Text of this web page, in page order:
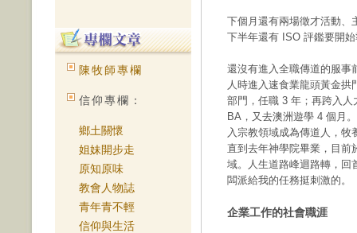
陳牧師專欄
信仰專欄：
鄉土關懷
姐妹開步走
原知原味
教會人物誌
青年青不輕
信仰與生活
下個月還有兩場徵才活動、
下半年還有 ISO 評鑑要開
還沒有進入全職傳道的服事
人時進入速食業龍頭黃金
部門，任職 3 年；再跨入
BA，又去澳洲遊學 4 個月
入宗教領域成為傳道人，
直到去年神學院畢業，目前
域。人生道路峰迴路轉，回
闆派給我的任務挺刺激的。
企業工作的社會職涯